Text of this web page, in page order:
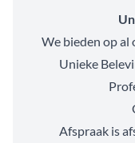
We bieden op al
Unieke
Afspraak is